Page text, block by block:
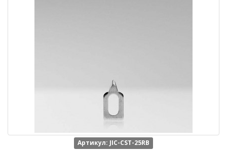
Артикул: JIC-CST-25RB